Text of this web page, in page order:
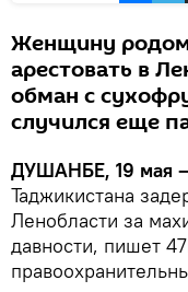
Женщину родом
арестовать в
обман с
случился еще
ДУШАНБЕ, 19 мая
Таджикистана
Ленобласти за
давности, пишет